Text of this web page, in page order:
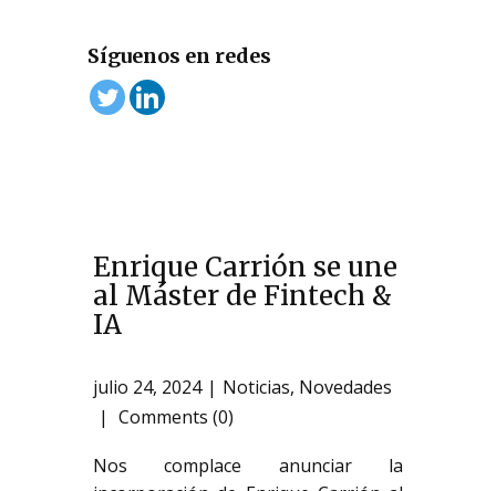
Síguenos en redes
Enrique Carrión se une
al Máster de Fintech &
IA
julio 24, 2024 Noticias, Novedades
Comments (0)
Nos complace anunciar la